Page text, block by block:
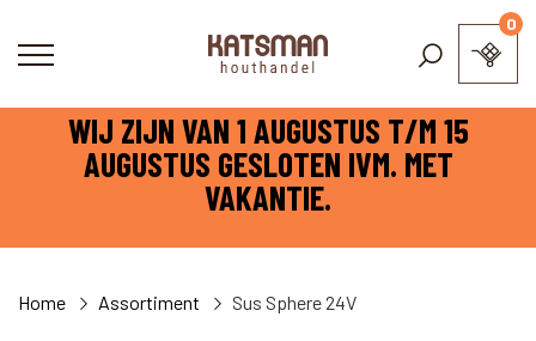
WIJ ZIJN VAN 1 AUGUSTUS T/M 15
AUGUSTUS GESLOTEN IVM. MET
VAKANTIE.
0
Home Assortiment Sus Sphere 24V